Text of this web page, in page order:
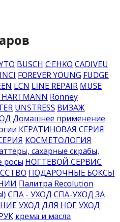
BUSCH C:EHKO CADIVEU
FOREVER YOUNG FUDGE
LCN LINE REPAIR MUSE
HARTMANN Ronney
UNSTRESS ВИЗАЖ
Домашнее применение
КЕРАТИНОВАЯ СЕРИЯ
КОСМЕТОЛОГИЯ
сахарные скрабы,
росы НОГТЕВОЙ СЕРВИС
ПОДАРОЧНЫЕ БОКСЫ
Палитра Recolution
СПА - УХОД СПА-УХОД ЗА
УХОД ДЛЯ НОГУХОД
крема и масла